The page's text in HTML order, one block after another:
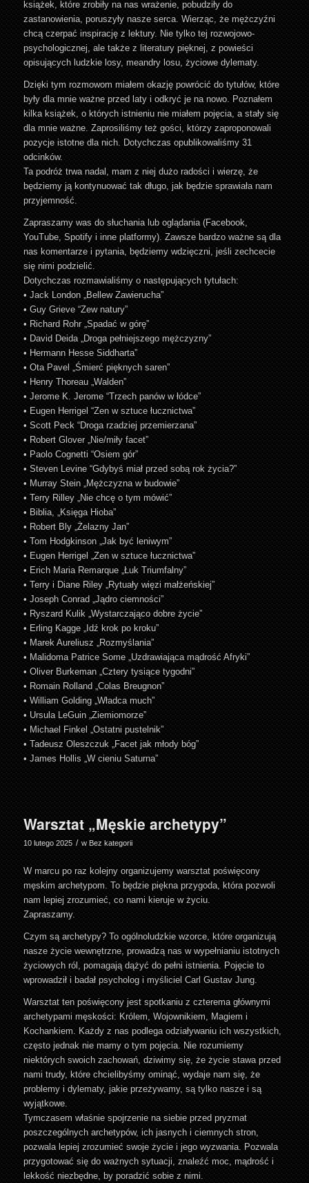
książek, które zrobiły na nas wrażenie, pobudziły do
zastanowienia, poruszyły nasze serca. Wierząc, że mężczyźni
chcą czerpać inspirację z lektury. Nie tylko tej rozwojowo-
psychologicznej, ale także z literatury pięknej, z powieści
opisujących ludzkie losy, meandry losu, życiowe dylematy.
Dzięki tym rozmowom miałem okazję powrócić do tytułów, które
były dla mnie ważne przed laty i odkryć je na nowo. Poznałem
kilka książek, o których istnieniu nie miałem pojęcia, a stały się
dla mnie ważne. Zaprosiliśmy też gości, którzy zaproponowali
pozycje istotne dla nich. Dotychczas opublikowaliśmy 31
odcinków.
Ta podróż trwa nadal, mam z niej dużo radości i wierzę, że
będziemy ją kontynuować tak długo, jak będzie sprawiała nam
przyjemność.
Zapraszamy was do słuchania lub oglądania (Facebook,
YouTube, Spotify i inne platformy). Zawsze bardzo ważne są dla
nas komentarze i pytania, będziemy wdzięczni, jeśli zechcecie
się nimi podzielić.
Dotychczas rozmawialiśmy o następujących tytułach:
• Jack London „Bellew Zawierucha”
• Guy Grieve “Zew natury”
• Richard Rohr „Spadać w górę”
• David Deida „Droga pełniejszego mężczyzny”
• Hermann Hesse Siddharta”
• Ota Pavel „Śmierć pięknych saren”
• Henry Thoreau „Walden”
• Jerome K. Jerome “Trzech panów w łódce”
• Eugen Herrigel “Zen w sztuce łucznictwa”
• Scott Peck “Droga rzadziej przemierzana”
• Robert Glover „Nie/miły facet”
• Paolo Cognetti “Osiem gór”
• Steven Levine “Gdybyś miał przed sobą rok życia?”
• Murray Stein „Mężczyzna w budowie”
• Terry Rilley „Nie chcę o tym mówić”
• Biblia, „Księga Hioba”
• Robert Bly „Żelazny Jan”
• Tom Hodgkinson „Jak być leniwym”
• Eugen Herrigel „Zen w sztuce łucznictwa”
• Erich Maria Remarque „Łuk Triumfalny”
• Terry i Diane Riley „Rytuały więzi małżeńskiej”
• Joseph Conrad „Jądro ciemności”
• Ryszard Kulik „Wystarczająco dobre życie”
• Erling Kagge „Idź krok po kroku”
• Marek Aureliusz „Rozmyślania”
• Malidoma Patrice Some „Uzdrawiająca mądrość Afryki”
• Oliver Burkeman „Cztery tysiące tygodni”
• Romain Rolland „Colas Breugnon”
• William Golding „Władca much”
• Ursula LeGuin „Ziemiomorze”
• Michael Finkel „Ostatni pustelnik”
• Tadeusz Oleszczuk „Facet jak młody bóg”
• James Hollis „W cieniu Saturna”
Warsztat „Męskie archetypy”
10 lutego 2025 / w Bez kategorii
W marcu po raz kolejny organizujemy warsztat poświęcony
męskim archetypom. To będzie piękna przygoda, która pozwoli
nam lepiej zrozumieć, co nami kieruje w życiu.
Zapraszamy.
Czym są archetypy? To ogólnoludzkie wzorce, które organizują
nasze życie wewnętrzne, prowadzą nas w wypełnianiu istotnych
życiowych ról, pomagają dążyć do pełni istnienia. Pojęcie to
wprowadził i badał psycholog i myśliciel Carl Gustav Jung.
Warsztat ten poświęcony jest spotkaniu z czterema głównymi
archetypami męskości: Królem, Wojownikiem, Magiem i
Kochankiem. Każdy z nas podlega odziaływaniu ich wszystkich,
często jednak nie mamy o tym pojęcia. Nie rozumiemy
niektórych swoich zachowań, dziwimy się, że życie stawa przed
nami trudy, które chcielibyśmy ominąć, wydaje nam się, że
problemy i dylematy, jakie przeżywamy, są tylko nasze i są
wyjątkowe.
Tymczasem właśnie spojrzenie na siebie przed pryzmat
poszczególnych archetypów, ich jasnych i ciemnych stron,
pozwala lepiej zrozumieć swoje życie i jego wyzwania. Pozwala
przygotować się do ważnych sytuacji, znaleźć moc, mądrość i
lekkość niezbędne, by poradzić sobie z nimi.